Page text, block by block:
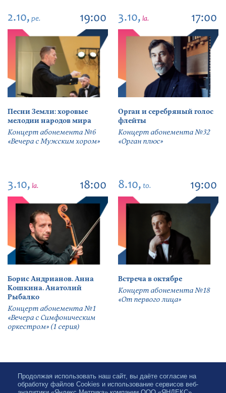
2.10, pe. 19:00
Песни Земли: хоровые
мелодии народов мира
Концерт абонемента №6
«Вечера с Мужским хором»
3.10, la. 17:00
Орган и серебряный голос
флейты
Концерт абонемента №32
«Орган плюс»
3.10, la. 18:00
Борис Андрианов. Анна
Кошкина. Анатолий
Рыбалко
Концерт абонемента №1
«Вечера с Симфоническим
оркестром» (1 серия)
8.10, to. 19:00
Встреча в октябре
Концерт абонемента №18
«От первого лица»
Продолжая использовать наш сайт, вы даёте согласие на
обработку файлов Cookies и использование сервисов веб-